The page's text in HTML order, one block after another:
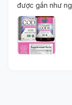
được gần như